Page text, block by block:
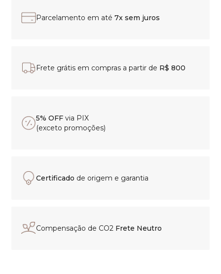
Parcelamento em até 7x sem juros
Frete grátis em compras a partir de R$ 800
5% OFF via PIX
(exceto promoções)
Certificado de origem e garantia
Compensação de CO2 Frete Neutro